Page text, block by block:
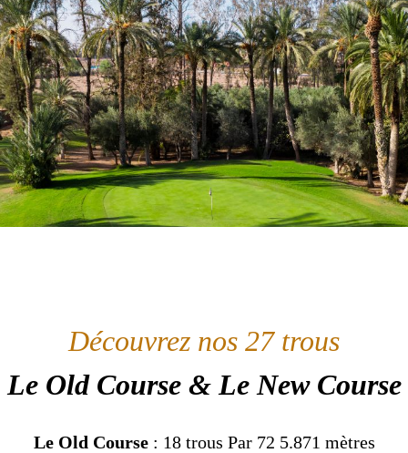
Découvrez nos 27 trous
Le Old Course & Le New Course
Le Old Course: 18 trous Par 72 5.871 mètres